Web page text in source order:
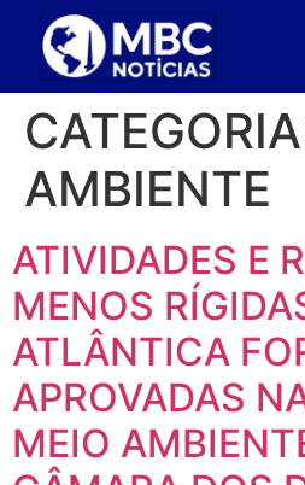
AMBIENTE
ATIVIDADES E
MENOS
ATLÂNTICA
APROVADAS
MEIO